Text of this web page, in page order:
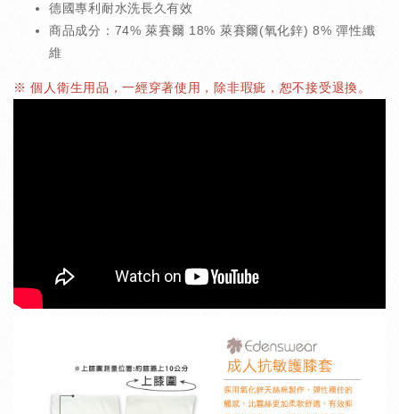
德國專利耐水洗長久有效
商品成分：74% 萊賽爾 18% 萊賽爾(氧化鋅) 8% 彈性纖
維
※ 個人衛生用品，一經穿著使用，除非瑕疵，恕不接受退換。